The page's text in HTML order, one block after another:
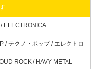
/ ELECTRONICA
/ テクノ・ポップ / エレクトロ
ROCK / HAVY METAL